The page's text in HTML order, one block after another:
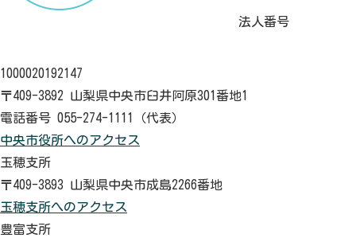
法人番号
1000020192147
〒409-3892 山梨県中央市臼井阿原301番地1
電話番号 055-274-1111（代表）
中央市役所へのアクセス
玉穂支所
〒409-3893 山梨県中央市成島2266番地
玉穂支所へのアクセス
豊富支所